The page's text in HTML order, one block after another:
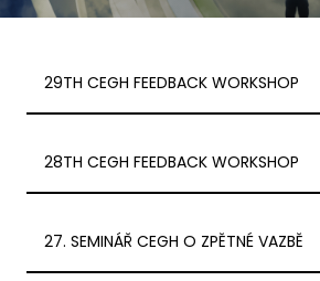
29TH CEGH FEEDBACK WORKSHOP
28TH CEGH FEEDBACK WORKSHOP
27. SEMINÁŘ CEGH O ZPĚTNÉ VAZBĚ